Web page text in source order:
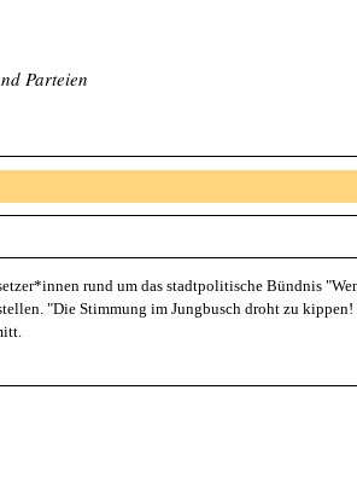
Parteien
rund um das stadtpolitische Bündnis
"Die Stimmung im Jungbusch droht zu